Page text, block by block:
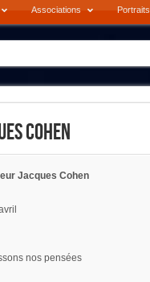
Associations Portraits
Cohen
Jacques Cohen
nos pensées